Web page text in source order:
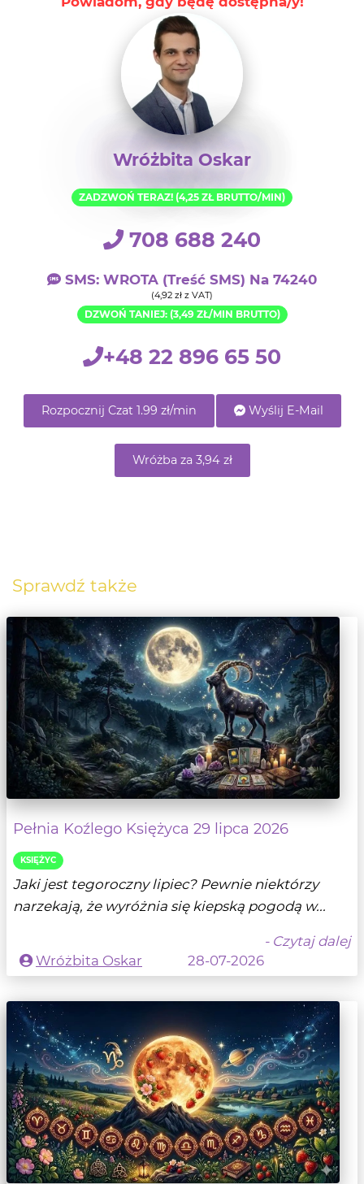
Wróżbita Oskar
ZADZWOŃ TERAZ! (4,25 ZŁ BRUTTO/MIN)
708 688 240
SMS: WROTA (treść SMS) Na 74240
(4,92 zł z VAT)
DZWOŃ TANIEJ: (3,49 ZŁ/MIN BRUTTO)
+48 22 896 65 50
Rozpocznij Czat 1.99 zł/min Wyślij E-Mail
Wróżba za 3,94 zł
Sprawdź także
Pełnia Koźlego Księżyca 29 lipca 2026
KSIĘŻYC
Jaki jest tegoroczny lipiec? Pewnie niektórzy
narzekają, że wyróżnia się kiepską pogodą w...
- Czytaj dalej
Wróżbita Oskar
28-07-2026